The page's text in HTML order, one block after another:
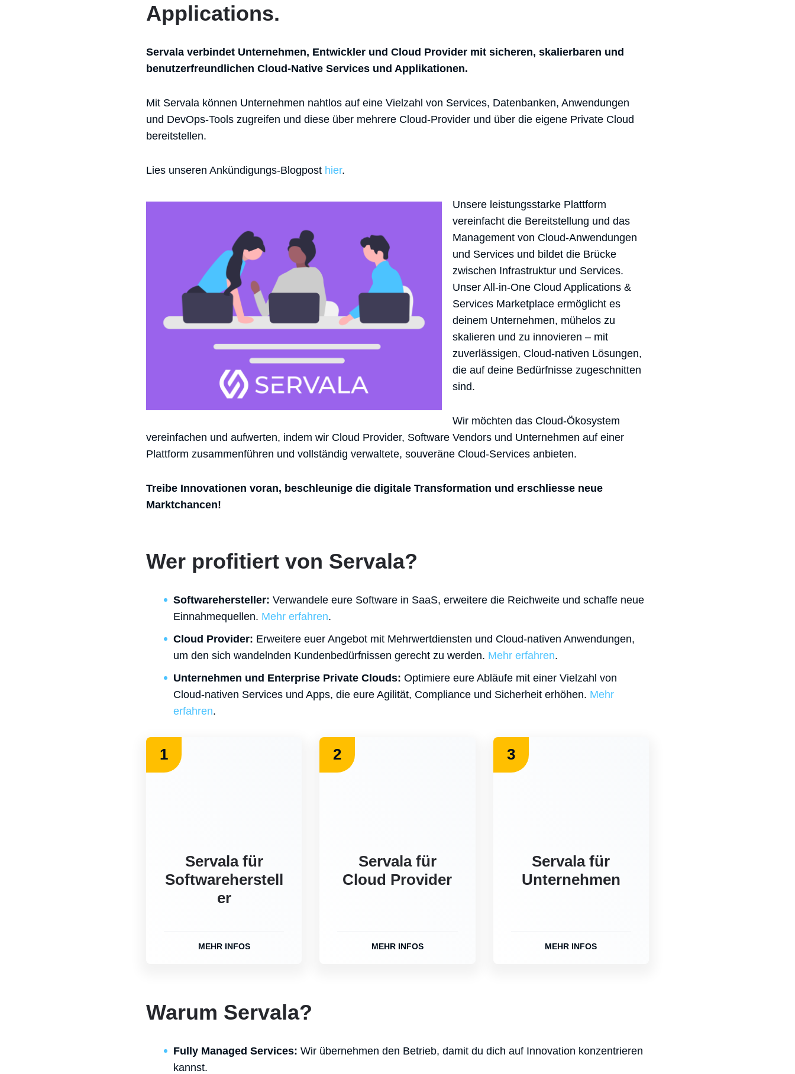
Applications.
Servala verbindet Unternehmen, Entwickler und Cloud Provider mit sicheren, skalierbaren und
benutzerfreundlichen Cloud-Native Services und Applikationen.
Mit Servala können Unternehmen nahtlos auf eine Vielzahl von Services, Datenbanken, Anwendungen
und DevOps-Tools zugreifen und diese über mehrere Cloud-Provider und über die eigene Private Cloud
bereitstellen.
Lies unseren Ankündigungs-Blogpost hier.
Unsere leistungsstarke Plattform
vereinfacht die Bereitstellung und das
Management von Cloud-Anwendungen
und Services und bildet die Brücke
zwischen Infrastruktur und Services.
Unser All-in-One Cloud Applications &
Services Marketplace ermöglicht es
deinem Unternehmen, mühelos zu
skalieren und zu innovieren – mit
zuverlässigen, Cloud-nativen Lösungen,
die auf deine Bedürfnisse zugeschnitten
sind.
Wir möchten das Cloud-Ökosystem
vereinfachen und aufwerten, indem wir Cloud Provider, Software Vendors und Unternehmen auf einer
Plattform zusammenführen und vollständig verwaltete, souveräne Cloud-Services anbieten.
Treibe Innovationen voran, beschleunige die digitale Transformation und erschliesse neue
Marktchancen!
Wer profitiert von Servala?
Softwarehersteller: Verwandele eure Software in SaaS, erweitere die Reichweite und schaffe neue
Einnahmequellen. Mehr erfahren.
Cloud Provider: Erweitere euer Angebot mit Mehrwertdiensten und Cloud-nativen Anwendungen,
um den sich wandelnden Kundenbedürfnissen gerecht zu werden. Mehr erfahren.
Unternehmen und Enterprise Private Clouds: Optimiere eure Abläufe mit einer Vielzahl von
Cloud-nativen Services und Apps, die eure Agilität, Compliance und Sicherheit erhöhen. Mehr
erfahren.
1
Servala für
Softwareherstell
er
MEHR INFOS
2
Servala für
Cloud Provider
MEHR INFOS
3
Servala für
Unternehmen
MEHR INFOS
Warum Servala?
Fully Managed Services: Wir übernehmen den Betrieb, damit du dich auf Innovation konzentrieren
kannst.